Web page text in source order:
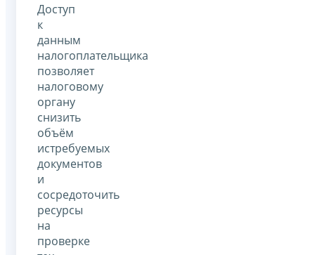
Доступ
к
данным
налогоплательщика
позволяет
налоговому
органу
снизить
объём
истребуемых
документов
и
сосредоточить
ресурсы
на
проверке